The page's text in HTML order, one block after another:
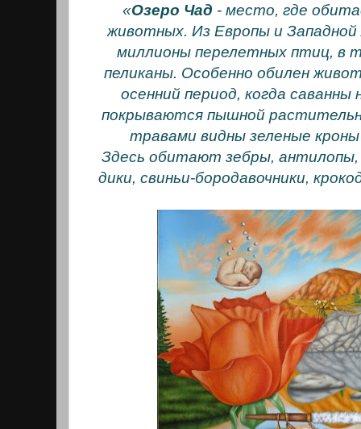
«Озеро Чад - место, где
животных. Из Европы и
миллионы перелетных птиц, в
пеликаны. Особенно обилен
осенний период, когда
покрываются пышной
травами видны зеленые
Здесь обитают зебры,
дики, свиньи-бородавочники,